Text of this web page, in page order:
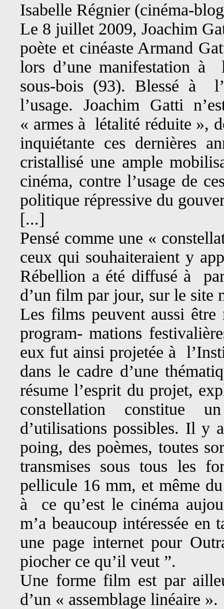
Isabelle Régnier (cinéma-
Le 8 juillet 2009, Joachim
poète et cinéaste Armand
lors d’une manifestation
sous-bois (93). Blessé à
l’usage. Joachim Gatti
« armes à létalité réduite »,
inquiétante ces dernières
cristallisé une ample
cinéma, contre l’usage de
politique répressive du
[...]
Pensé comme une «
ceux qui souhaiteraient y
Rébellion a été diffusé à
d’un film par jour, sur le site
Les films peuvent aussi
program- mations
eux fut ainsi projetée à
dans le cadre d’une
résume l’esprit du projet,
constellation constitue
d’utilisations possibles. Il y
poing, des poèmes, toutes
transmises sous tous les
pellicule 16 mm, et même
à ce qu’est le cinéma
m’a beaucoup intéressée
une page internet pour
piocher ce qu’il veut ”.
Une forme film est par
d’un « assemblage linéaire ».